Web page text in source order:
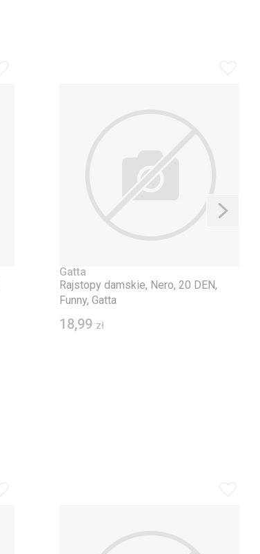
Gatta
Rajstopy damskie, Nero, 20 DEN,
Funny, Gatta
18,99 zł